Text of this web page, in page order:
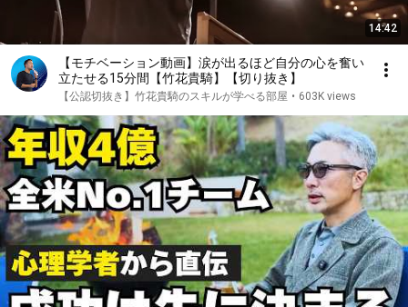
14:42
【モチベーション動画】涙が出るほど自分の心を奮い
立たせる15分間【竹花貴騎】【切り抜き】
【公認切抜き】竹花貴騎のスキルが学べる部屋 • 603K views